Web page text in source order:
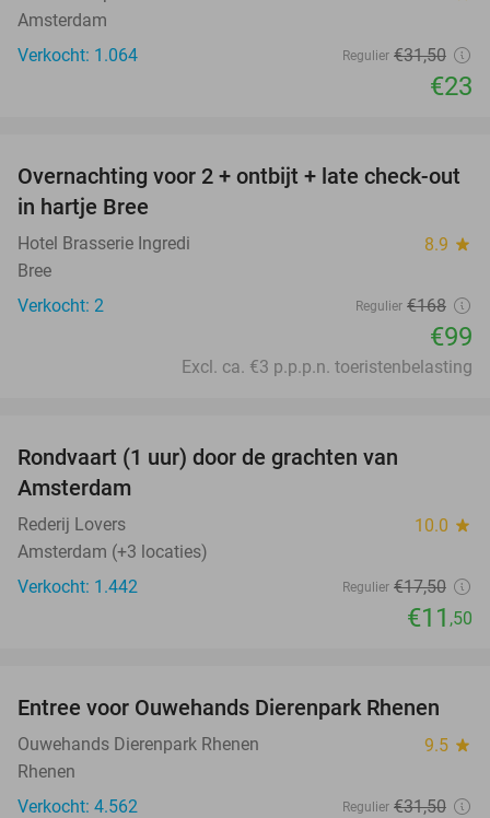
Amsterdam
Verkocht: 1.064
Regulier €31,50
€23
41%
TODAY
Overnachting voor 2 + ontbijt + late check-out
in hartje Bree
Hotel Brasserie Ingredi 8.9 star
Bree
Verkocht: 2
Regulier €168
€99
Excl. ca. €3 p.p.p.n. toeristenbelasting
Rondvaart (1 uur) door de grachten van
Amsterdam
Rederij Lovers 10.0 star
Amsterdam (+3 locaties)
Verkocht: 1.442
Regulier €17,50
€11 ,50
19%
Entree voor Ouwehands Dierenpark Rhenen
Ouwehands Dierenpark Rhenen 9.5 star
Rhenen
Verkocht: 4.562
Regulier €31,50